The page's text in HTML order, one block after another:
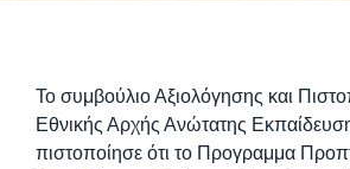
Το συμβούλιο Αξιολόγησης και
Εθνικής Αρχής Ανώτατης
πιστοποίησε ότι το Προγραμμα